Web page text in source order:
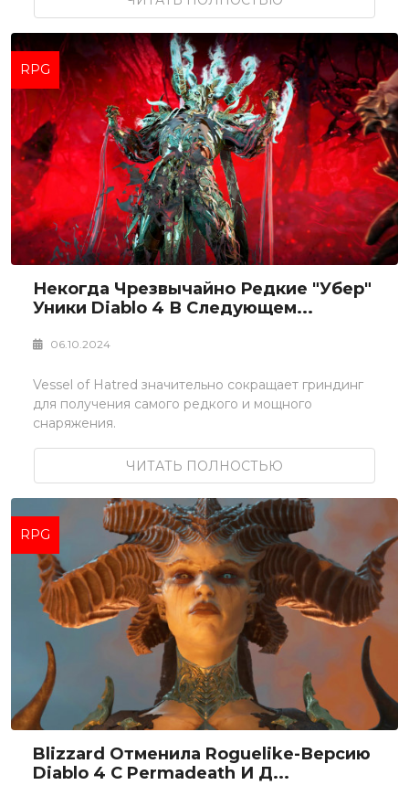
RPG
Некогда Чрезвычайно Редкие "убер"
Уники Diablo 4 В Следующем...
06.10.2024
Vessel of Hatred значительно сокращает гриндинг
для получения самого редкого и мощного
снаряжения.
ЧИТАТЬ ПОЛНОСТЬЮ
RPG
Blizzard Отменила Roguelike-Версию
Diablo 4 С Permadeath И Д...